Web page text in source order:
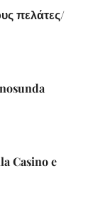
πελάτες/
Casino e